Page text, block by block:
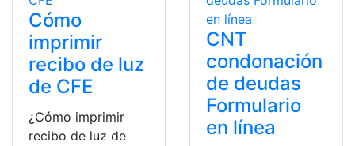
Cómo
imprimir
recibo de luz
de CFE
¿Cómo imprimir
recibo de luz de
CNT
condonación
de deudas
Formulario
en línea